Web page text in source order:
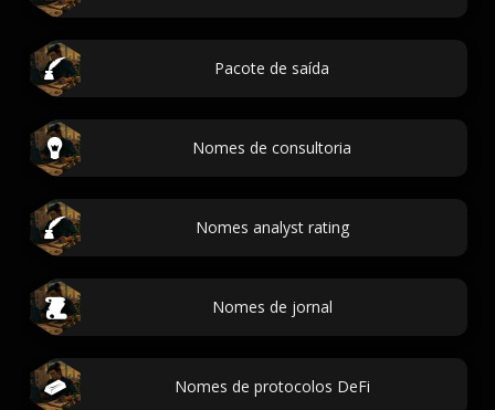
Pacote de saída
Nomes de consultoria
Nomes analyst rating
Nomes de jornal
Nomes de protocolos DeFi